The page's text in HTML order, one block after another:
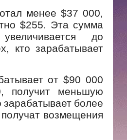
менее $37 000,
$255. Эта сумма
до
кто зарабатывает
от $90 000
получит меньшую
зарабатывает более
получат возмещения